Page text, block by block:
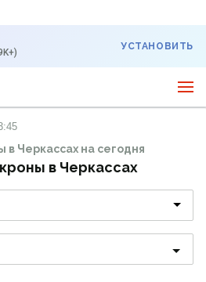
УСТАНОВИТЬ
в Черкассах на сегодня
в Черкассах